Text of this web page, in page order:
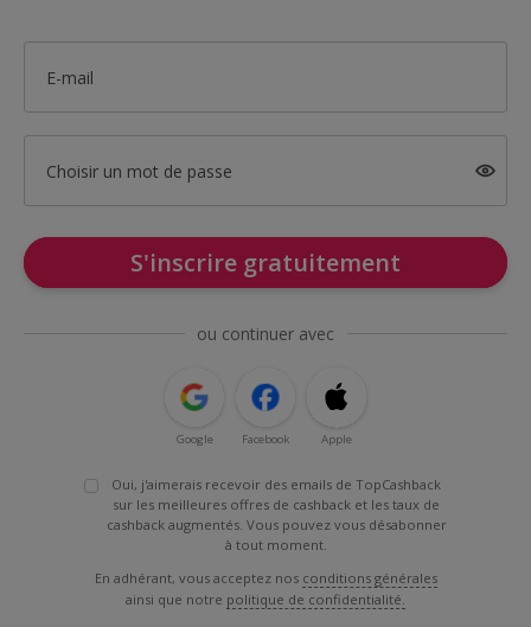
E-mail
Choisir un mot de passe
S'inscrire gratuitement
ou continuer avec
Google Facebook Apple
Oui, j'aimerais recevoir des emails de TopCashback
sur les meilleures offres de cashback et les taux de
cashback augmentés. Vous pouvez vous désabonner
à tout moment.
En adhérant, vous acceptez nos conditions générales
ainsi que notre politique de confidentialité.